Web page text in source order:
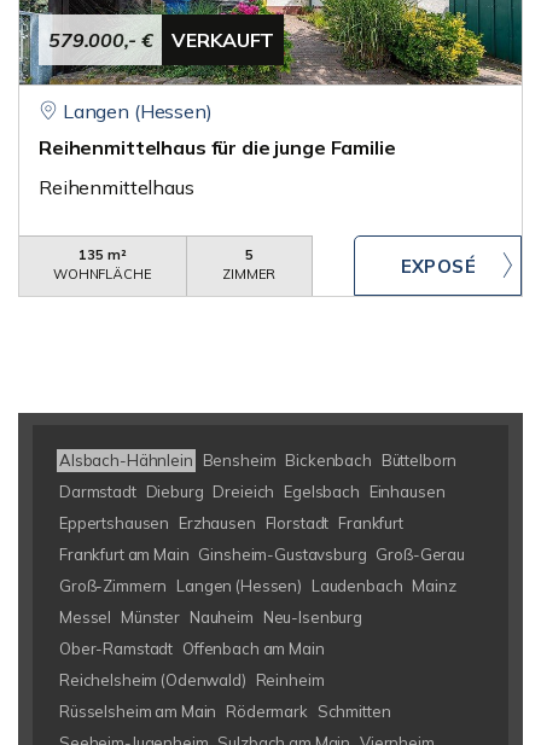
579.000,- € VERKAUFT
Langen (Hessen)
Reihenmittelhaus für die junge Familie
Reihenmittelhaus
135 m²
WOHNFLÄCHE
5
ZIMMER
Alsbach-Hähnlein Bensheim Bickenbach
Büttelborn
Darmstadt Dieburg Dreieich Egelsbach
Einhausen
Eppertshausen
Erzhausen Florstadt Frankfurt
Frankfurt am Main Ginsheim-Gustavsburg Groß-Gerau
Groß-Zimmern
Langen (Hessen) Laudenbach Mainz
Messel
Münster Nauheim
Neu-Isenburg
Ober-Ramstadt Offenbach am Main
Reichelsheim (Odenwald)
Reinheim
Rüsselsheim am Main
Rödermark
Schmitten